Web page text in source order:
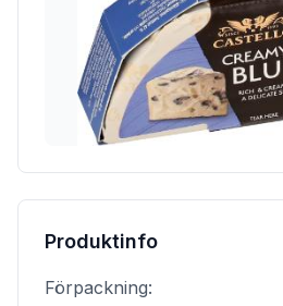
Produktinfo
Förpackning: